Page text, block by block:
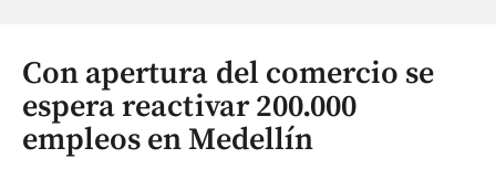
Con apertura del comercio se
espera reactivar 200.000
empleos en Medellín